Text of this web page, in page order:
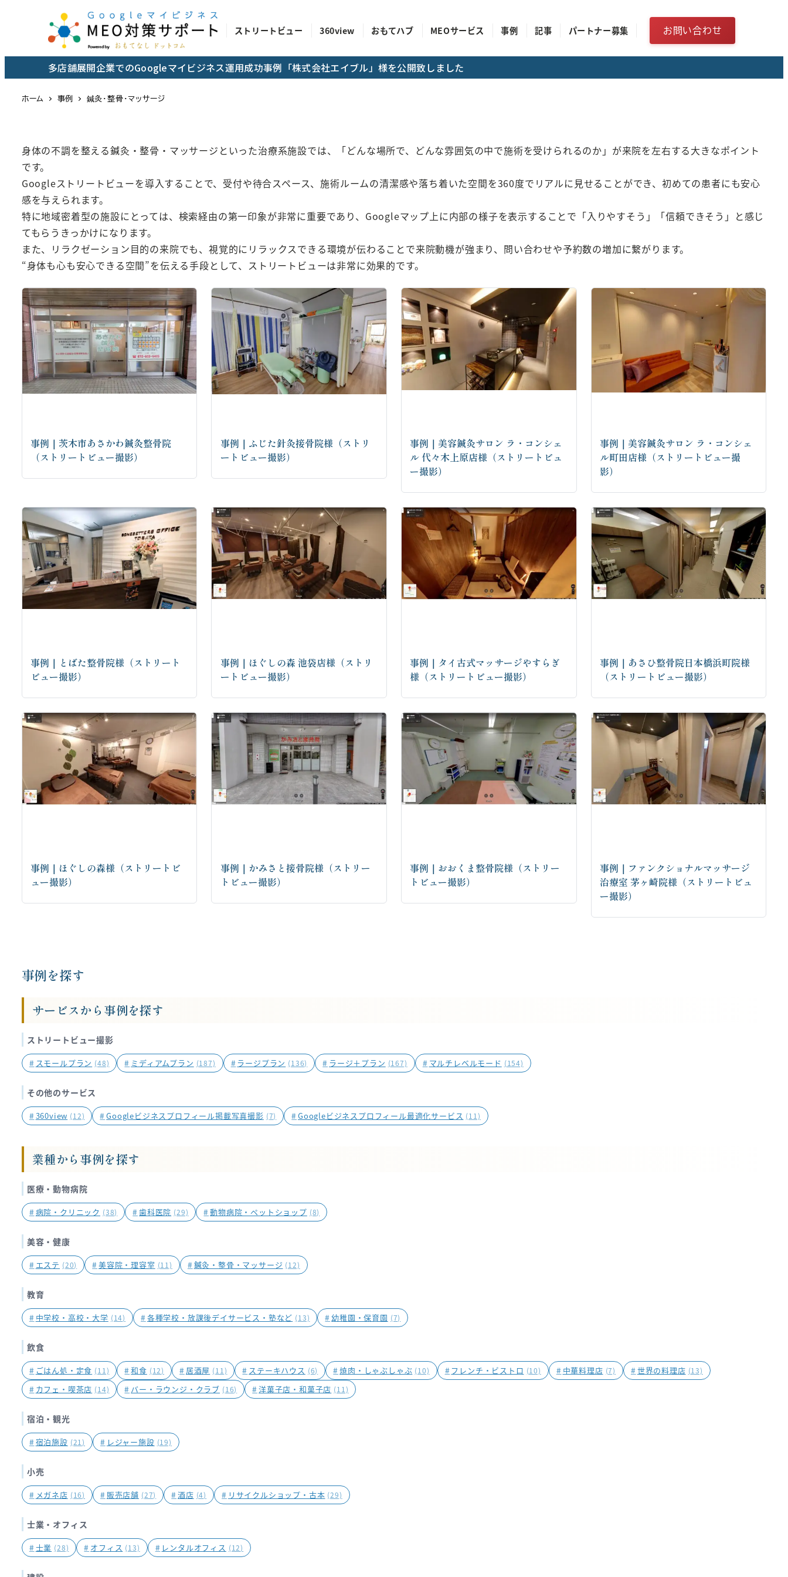
ン
ストリートビュー 360view おもてハブ MEOサービス 事例 記事 パートナー募集 お問い合わせ
多店舗展開企業でのGoogleマイビジネス運用成功事例「株式会社エイブル」様を公開致しました
ホーム 事例 鍼灸・整骨・マッサージ
身体の不調を整える鍼灸・整骨・マッサージといった治療系施設では、「どんな場所で、どんな雰囲気の中で施術を受けられるのか」が来院を左右する大きなポイント
です。
Googleストリートビューを導入することで、受付や待合スペース、施術ルームの清潔感や落ち着いた空間を360度でリアルに見せることができ、初めての患者にも安心
感を与えられます。
特に地域密着型の施設にとっては、検索経由の第一印象が非常に重要であり、Googleマップ上に内部の様子を表示することで「入りやすそう」「信頼できそう」と感じ
てもらうきっかけになります。
また、リラクゼーション目的の来院でも、視覚的にリラックスできる環境が伝わることで来院動機が強まり、問い合わせや予約数の増加に繋がります。
“身体も心も安心できる空間”を伝える手段として、ストリートビューは非常に効果的です。
事例｜茨木市あさかわ鍼灸整骨院
（ストリートビュー撮影）
事例｜ふじた針灸接骨院様（ストリ
ートビュー撮影）
事例｜美容鍼灸サロン ラ・コンシェ
ル 代々木上原店様（ストリートビュ
ー撮影）
事例｜美容鍼灸サロン ラ・コンシェ
ル町田店様（ストリートビュー撮
影）
事例｜とばた整骨院様（ストリート
ビュー撮影）
事例｜ほぐしの森 池袋店様（ストリ
ートビュー撮影）
事例｜タイ古式マッサージやすらぎ
様（ストリートビュー撮影）
事例｜あさひ整骨院日本橋浜町院様
（ストリートビュー撮影）
事例｜ほぐしの森様（ストリートビ
ュー撮影）
事例｜かみさと接骨院様（ストリー
トビュー撮影）
事例｜おおくま整骨院様（ストリー
トビュー撮影）
事例｜ファンクショナルマッサージ
治療室 茅ヶ崎院様（ストリートビュ
ー撮影）
事例を探す
サービスから事例を探す
ストリートビュー撮影
# スモールプラン (48) # ミディアムプラン (187) #ラージプラン (136) # ラージ＋プラン (167) # マルチレベルモード (154)
その他のサービス
#360view (12) #Googleビジネスプロフィール掲載写真撮影 (7) #Googleビジネスプロフィール最適化サービス (11)
業種から事例を探す
医療・動物病院
#病院・クリニック (38) #歯科医院 (29) #動物病院・ペットショップ (8)
美容・健康
# エステ (20) #美容院・理容室 (11) #鍼灸・整骨・マッサージ (12)
教育
# 中学校・高校・大学 (14) #各種学校・放課後デイサービス・塾など (13) #幼稚園・保育園 (7)
飲食
# ごはん処・定食 (11) #和食 (12) # 居酒屋 (11) # ステーキハウス (6) #焼肉・しゃぶしゃぶ (10) #フレンチ・ビストロ (10) # 中華料理店 (7) #世界の料理店 (13)
# カフェ・喫茶店 (14) # バー・ラウンジ・クラブ (16) #洋菓子店・和菓子店 (11)
宿泊・観光
#宿泊施設 (21) # レジャー施設 (19)
小売
# メガネ店 (16) # 販売店舗 (27) #酒店 (4) # リサイクルショップ・古本 (29)
士業・オフィス
#士業 (28) # オフィス (13) # レンタルオフィス (12)